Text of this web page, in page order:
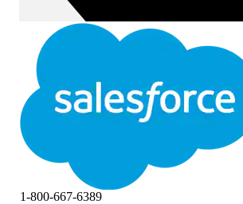
1-800-667-6389